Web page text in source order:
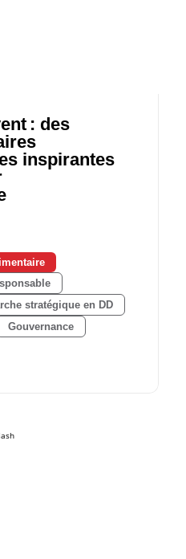
: des
inspirantes
stratégique en DD
Gouvernance